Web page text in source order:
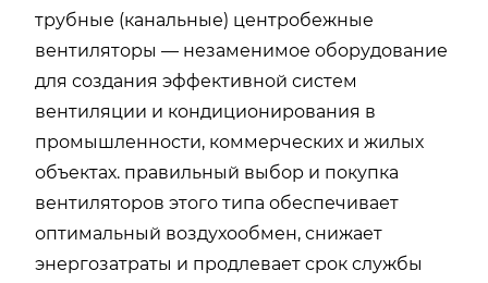
трубные (канальные) центробежные
вентиляторы — незаменимое оборудование
для создания эффективной систем
вентиляции и кондиционирования в
промышленности, коммерческих и жилых
объектах. правильный выбор и покупка
вентиляторов этого типа обеспечивает
оптимальный воздухообмен, снижает
энергозатраты и продлевает срок службы